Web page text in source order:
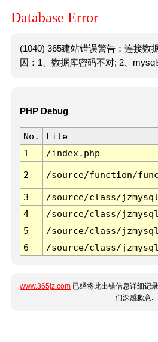
Database Error
(1040) 365建站错误警告：连接数
因：1、数据库密码不对; 2、mysql
PHP Debug
No. File
1
/index.php
2 /source/function/
3 /source/class/
4
/source/class/
5
/source/class/
6
/source/class/
www.365jz.com 已经将此出错信息详细记
们深感歉意.